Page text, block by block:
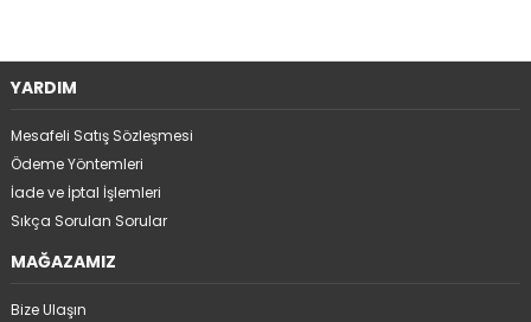
YARDIM
Mesafeli Satış Sözleşmesi
Ödeme Yöntemleri
İade ve İptal İşlemleri
Sıkça Sorulan Sorular
MAĞAZAMIZ
Bize Ulaşın